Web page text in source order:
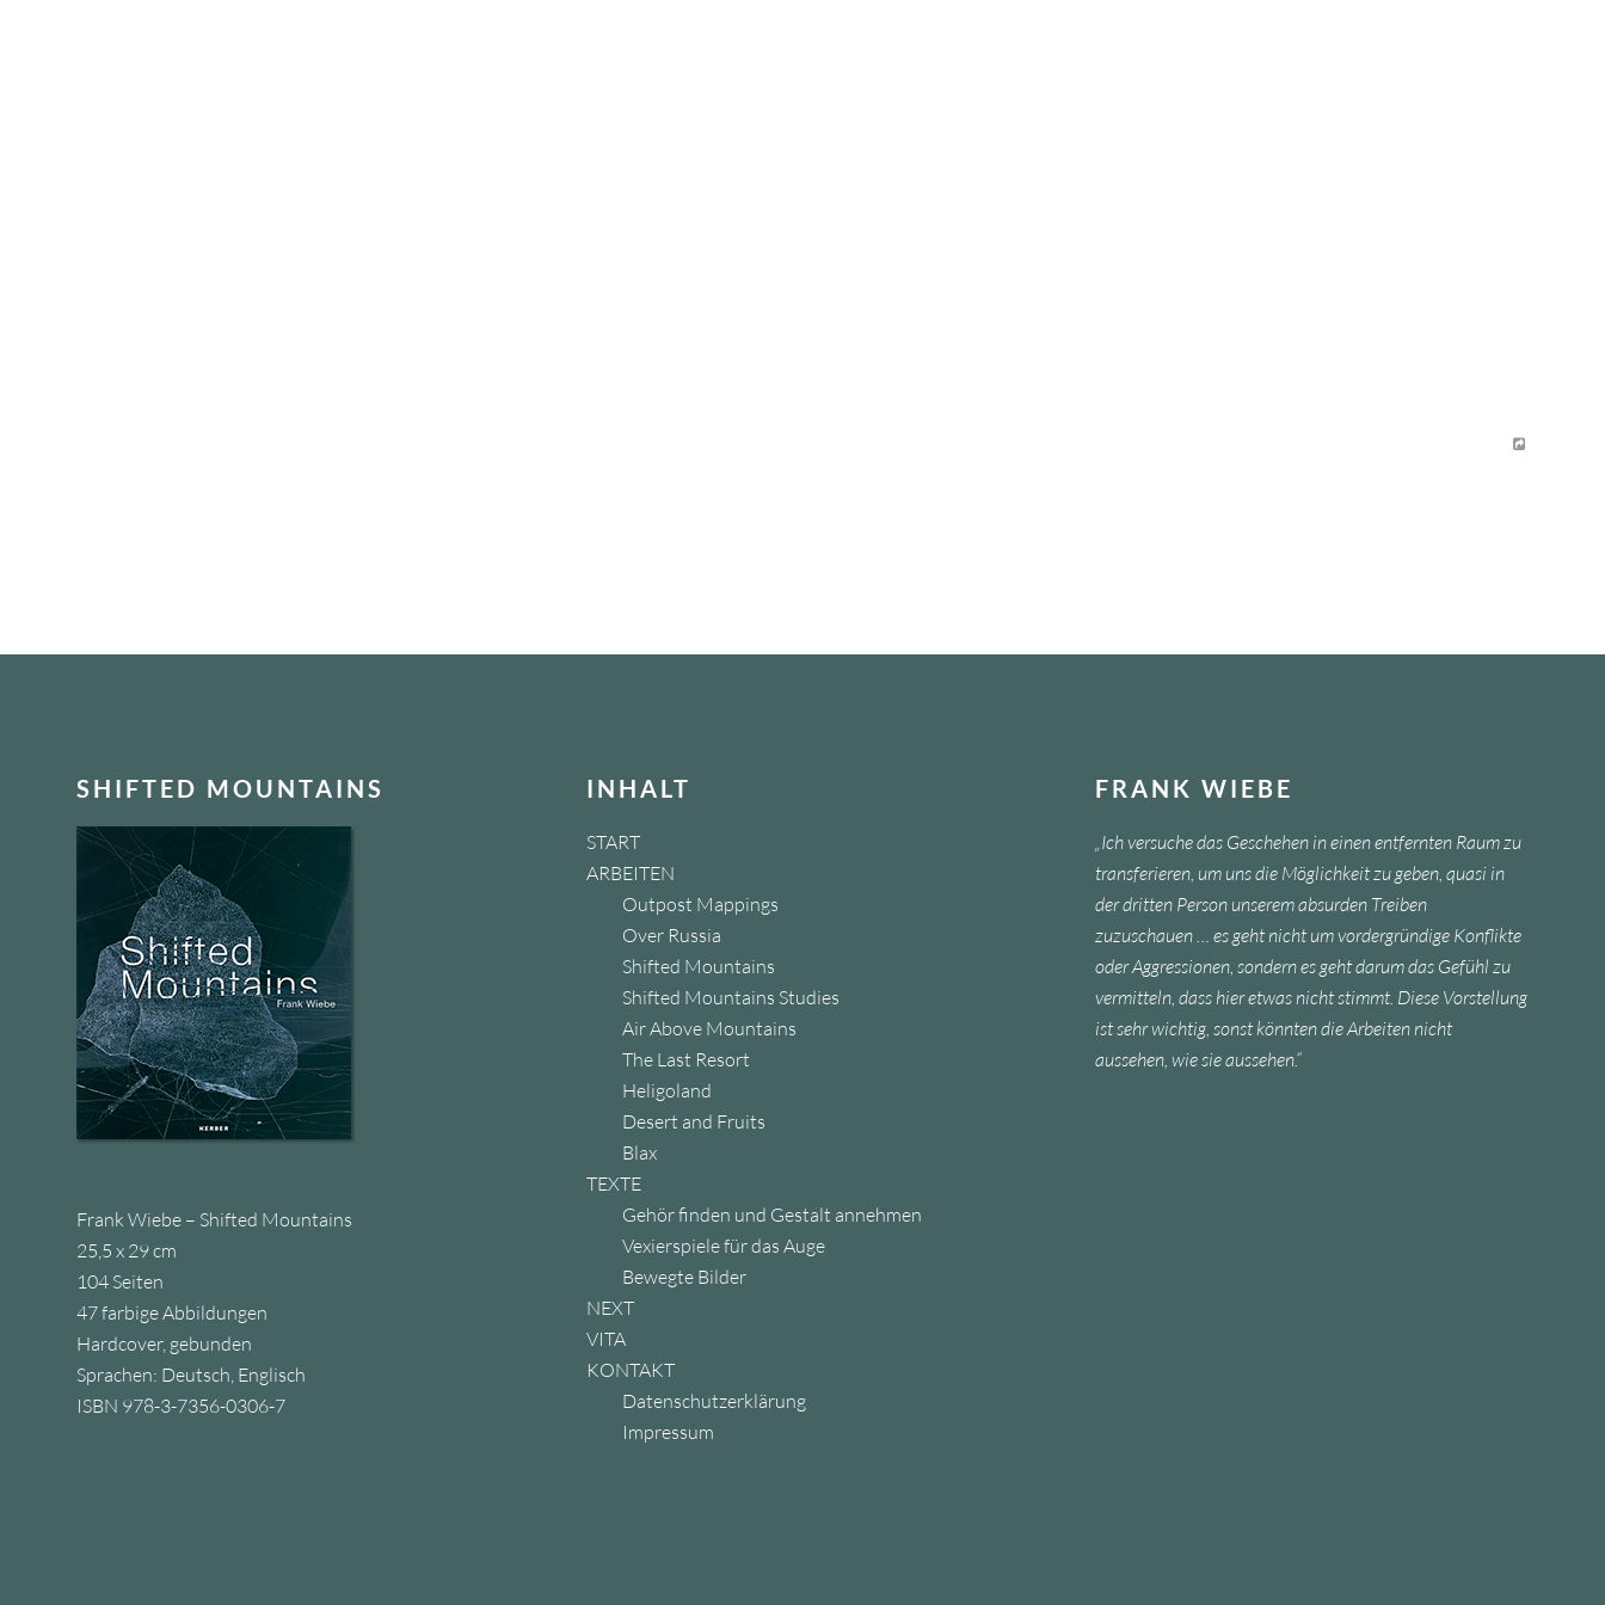
FOOTER
SHIFTED MOUNTAINS
Frank Wiebe – Shifted Mountains
25,5 x 29 cm
104 Seiten
47 farbige Abbildungen
Hardcover, gebunden
Sprachen: Deutsch, Englisch
ISBN 978-3-7356-0306-7
INHALT
START
ARBEITEN
Outpost Mappings
Over Russia
Shifted Mountains
Shifted Mountains Studies
Air Above Mountains
The Last Resort
Heligoland
Desert and Fruits
Blax
TEXTE
Gehör finden und Gestalt annehmen
Vexierspiele für das Auge
Bewegte Bilder
NEXT
VITA
KONTAKT
Datenschutzerklärung
Impressum
FRANK WIEBE
„Ich versuche das Geschehen in einen entfernten Raum zu
transferieren, um uns die Möglichkeit zu geben, quasi in
der dritten Person unserem absurden Treiben
zuzuschauen … es geht nicht um vordergründige Konflikte
oder Aggressionen, sondern es geht darum das Gefühl zu
vermitteln, dass hier etwas nicht stimmt. Diese Vorstellung
ist sehr wichtig, sonst könnten die Arbeiten nicht
aussehen, wie sie aussehen.“